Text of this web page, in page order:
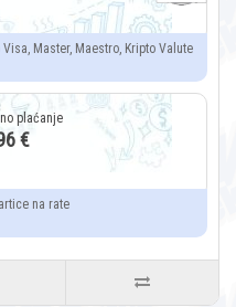
Master, Maestro, Kripto Valute
€
na rate